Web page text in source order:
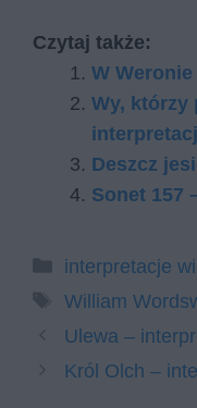
Czytaj także:
W
Wy, którzy
Deszcz
Sonet 157
Kategorie
interpretacje
Tagi
William
Ulewa –
Król Olch –